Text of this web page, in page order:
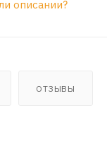
описании?
ОТЗЫВЫ